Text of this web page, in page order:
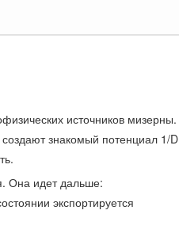
источников мизерны.
знакомый потенциал 1/D
Она идет дальше:
экспортируется